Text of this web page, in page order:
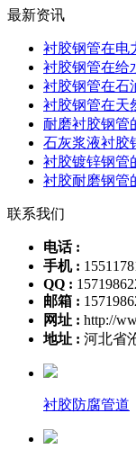
最新资讯
衬胶钢管在电
衬胶钢管在给
衬胶钢管在石
衬胶钢管在天
耐磨衬胶钢管
石灰浆液衬胶
衬胶镀锌钢管
衬胶耐磨钢管
联系我们
电话 :
手机 :
QQ :
邮箱 :
网址 : http://
地址 : 河北省
衬胶防腐管道